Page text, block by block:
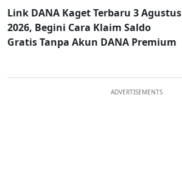
Link DANA Kaget Terbaru 3 Agustus
2026, Begini Cara Klaim Saldo
Gratis Tanpa Akun DANA Premium
ADVERTISEMENTS